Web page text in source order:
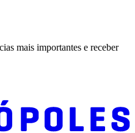
mais importantes e receber